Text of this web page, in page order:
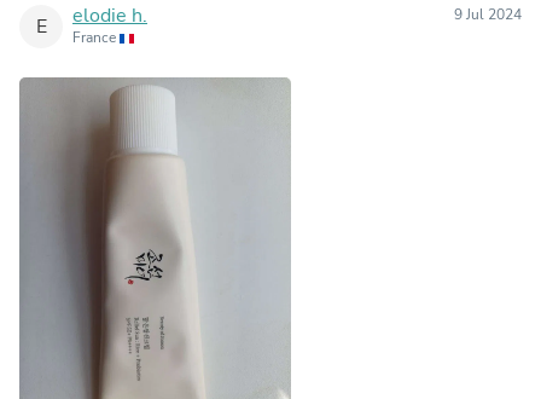
E elodie h.
France
9 Jul 2024